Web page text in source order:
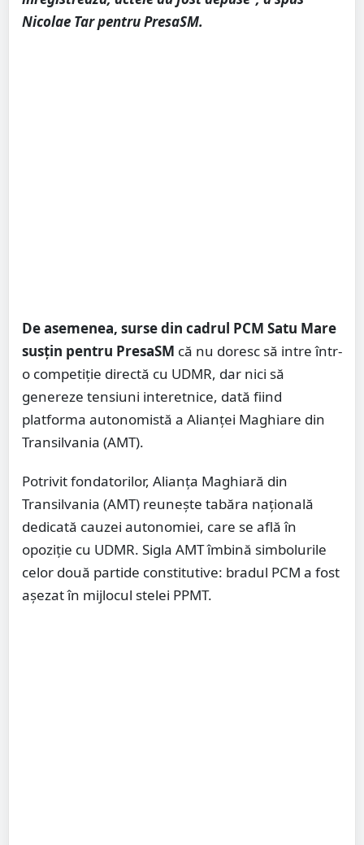
Nicolae Tar pentru PresaSM.
De asemenea, surse din cadrul PCM Satu Mare
susțin pentru PresaSM că nu doresc să intre într-
o competiție directă cu UDMR, dar nici să
genereze tensiuni interetnice, dată fiind
platforma autonomistă a Alianţei Maghiare din
Transilvania (AMT).
Potrivit fondatorilor, Alianţa Maghiară din
Transilvania (AMT) reuneşte tabăra naţională
dedicată cauzei autonomiei, care se află în
opoziţie cu UDMR. Sigla AMT îmbină simbolurile
celor două partide constitutive: bradul PCM a fost
aşezat în mijlocul stelei PPMT.